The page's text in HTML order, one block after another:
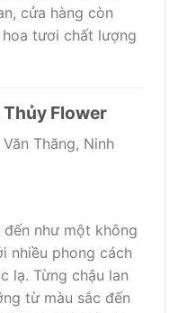
cửa hàng còn
tươi chất lượng
Flower
Thăng, Ninh
như một không
nhiều phong cách
lạ. Từng chậu lan
từ màu sắc đến